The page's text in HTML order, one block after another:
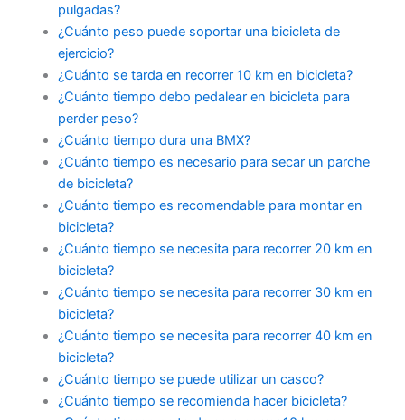
pulgadas?
¿Cuánto peso puede soportar una bicicleta de
ejercicio?
¿Cuánto se tarda en recorrer 10 km en bicicleta?
¿Cuánto tiempo debo pedalear en bicicleta para
perder peso?
¿Cuánto tiempo dura una BMX?
¿Cuánto tiempo es necesario para secar un parche
de bicicleta?
¿Cuánto tiempo es recomendable para montar en
bicicleta?
¿Cuánto tiempo se necesita para recorrer 20 km en
bicicleta?
¿Cuánto tiempo se necesita para recorrer 30 km en
bicicleta?
¿Cuánto tiempo se necesita para recorrer 40 km en
bicicleta?
¿Cuánto tiempo se puede utilizar un casco?
¿Cuánto tiempo se recomienda hacer bicicleta?